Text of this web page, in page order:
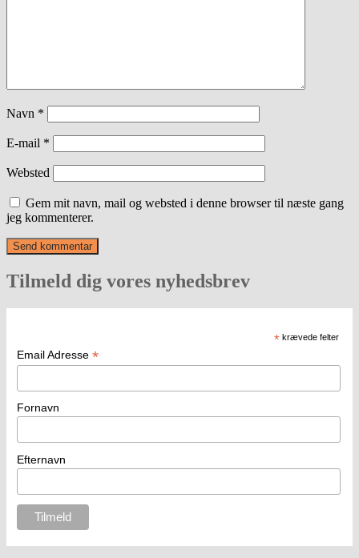
Navn *
E-mail *
Websted
Gem mit navn, mail og websted i denne browser til næste gang
jeg kommenterer.
Tilmeld dig vores nyhedsbrev
* krævede felter
Email Adresse *
Fornavn
Efternavn